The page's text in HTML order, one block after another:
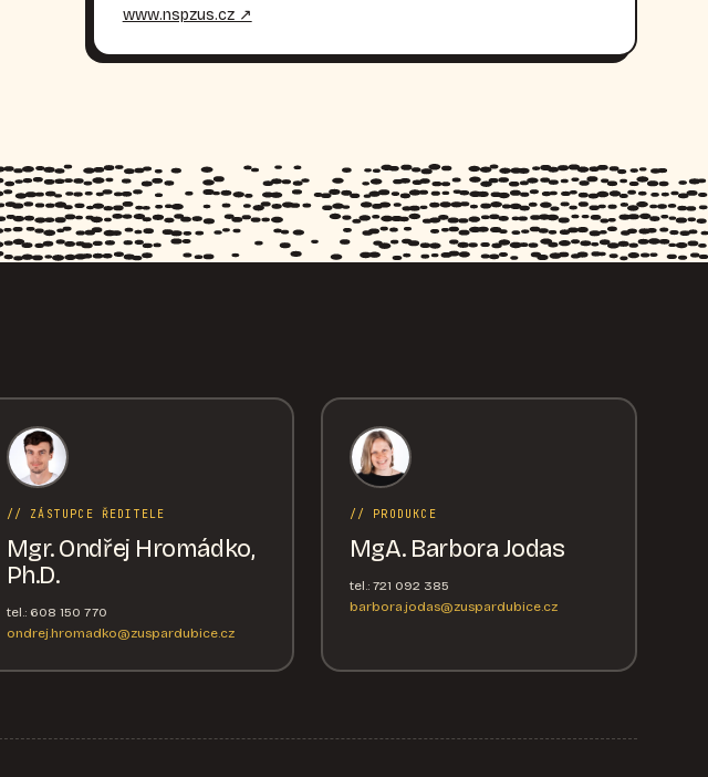
www.nspzus.cz ↗
// ZÁSTUPCE ŘEDITELE
Mgr. Ondřej Hromádko,
Ph.D.
tel.: 608 150 770
ondrej.hromadko@zuspardubice.cz
// PRODUKCE
MgA. Barbora Jodas
tel.: 721 092 385
barbora.jodas@zuspardubice.cz